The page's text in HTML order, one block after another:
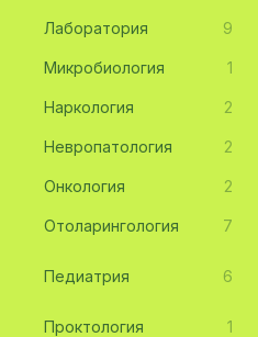
Лаборатория 9
Микробиология 1
Наркология 2
Невропатология 2
Онкология 2
Отоларингология 7
Педиатрия 6
Проктология 1